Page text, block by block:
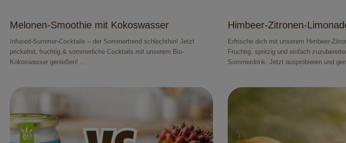
Melonen-Smoothie mit Kokoswasser
Infused-Summer-Cocktails – der Sommertrend schlechthin! Jetzt
prickelnd, fruchtig & sommerliche Cocktails mit unserem Bio-
Kokoswasser genießen! ...
Himbeer-Zitronen-
Erfrische dich mit unserem Himbeer-
Fruchtig, spritzig und einfach
Sommerdrink. Jetzt ausprobieren und